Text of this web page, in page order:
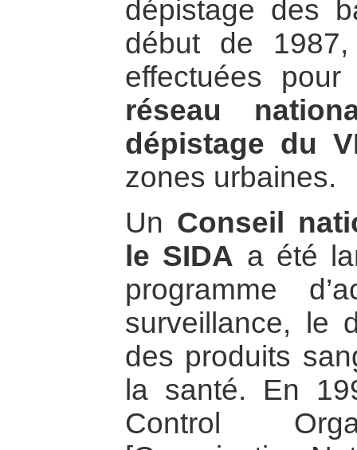
dépistage des
début de
effectuées
réseau
dépistage du
zones urbaines.
Un Conseil
le SIDA a été
programme
surveillance, le
des produits
la santé. En
Control